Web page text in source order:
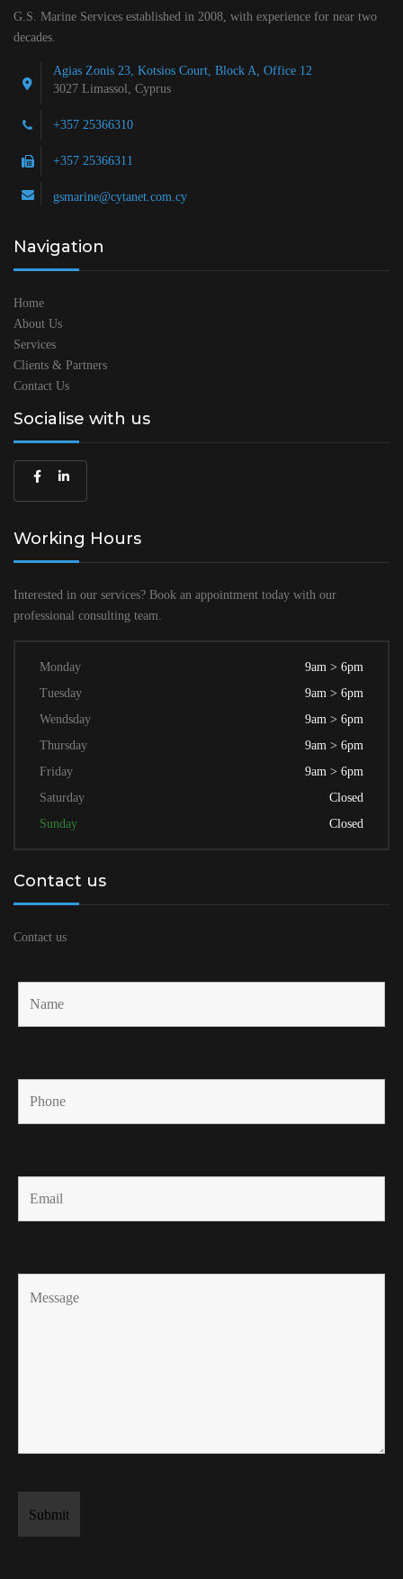
G.S. Marine Services established in 2008, with experience for near two
decades.
Agias Zonis 23, Kotsios Court, Block A, Office 12
3027 Limassol, Cyprus
+357 25366310
+357 25366311
gsmarine@cytanet.com.cy
Navigation
Home
About Us
Services
Clients & Partners
Contact Us
Socialise with us
Working Hours
Interested in our services? Book an appointment today with our
professional consulting team.
Monday
9am > 6pm
Tuesday
9am > 6pm
Wendsday
9am > 6pm
Thursday
9am > 6pm
Friday
9am > 6pm
Saturday
Closed
Sunday
Closed
Contact us
Contact us